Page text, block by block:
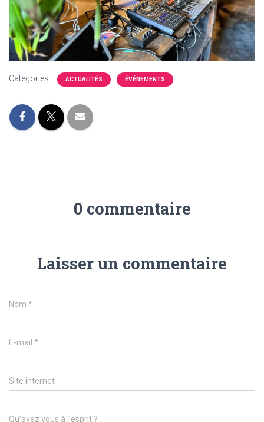
Catégories : ACTUALITÉS ÉVÉNEMENTS
0 commentaire
Laisser un commentaire
Nom *
E-mail *
Site internet
Qu’avez vous à l’esprit ?